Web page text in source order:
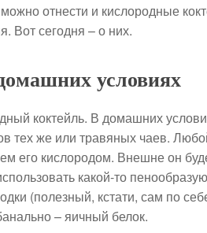
отнести и кислородные
Вот сегодня – о них.
условиях
коктейль. В домашних
тех же или травяных чаев.
его кислородом. Внешне он
какой-то
(полезный, кстати, сам по
– яичный белок.